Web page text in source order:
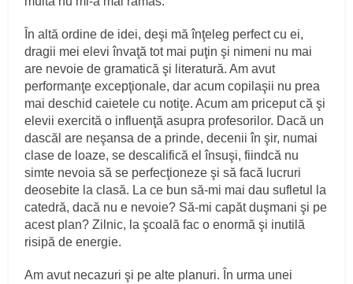
În altă ordine de idei, deşi mă înţeleg perfect cu ei,
dragii mei elevi învaţă tot mai puţin şi nimeni nu mai
are nevoie de gramatică şi literatură. Am avut
performanţe excepţionale, dar acum copilaşii nu prea
mai deschid caietele cu notiţe. Acum am priceput că şi
elevii exercită o influenţă asupra profesorilor. Dacă un
dascăl are neşansa de a prinde, decenii în şir, numai
clase de loaze, se descalifică el însuşi, fiindcă nu
simte nevoia să se perfecţioneze şi să facă lucruri
deosebite la clasă. La ce bun să-mi mai dau sufletul la
catedră, dacă nu e nevoie? Să-mi capăt duşmani şi pe
acest plan? Zilnic, la şcoală fac o enormă şi inutilă
risipă de energie.
Am avut necazuri şi pe alte planuri. În urma unei